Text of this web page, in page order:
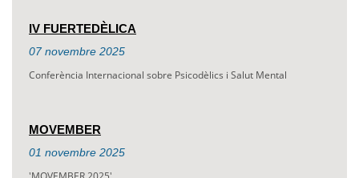
IV FUERTEDÈLICA
07 novembre 2025
Conferència Internacional sobre Psicodèlics i Salut Mental
MOVEMBER
01 novembre 2025